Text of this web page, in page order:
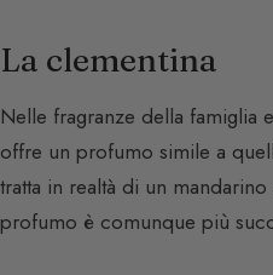
La clementina
Nelle fragranze della famiglia
offre un profumo simile a
tratta in realtà di un
profumo è comunque più